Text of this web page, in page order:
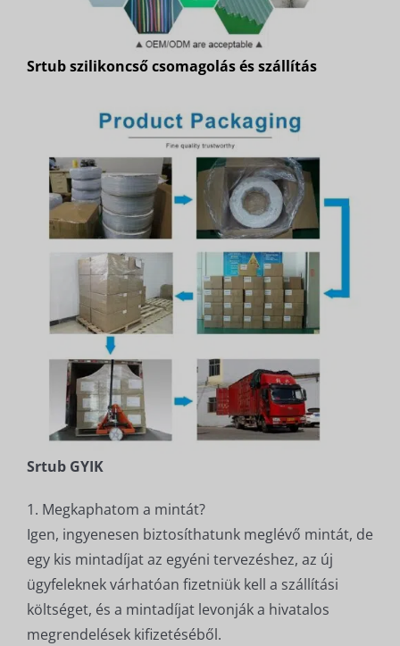
Srtub szilikoncső csomagolás és szállítás
Srtub GYIK
1. Megkaphatom a mintát?
Igen, ingyenesen biztosíthatunk meglévő mintát, de
egy kis mintadíjat az egyéni tervezéshez, az új
ügyfeleknek várhatóan fizetniük kell a szállítási
költséget, és a mintadíjat levonják a hivatalos
megrendelések kifizetéséből.